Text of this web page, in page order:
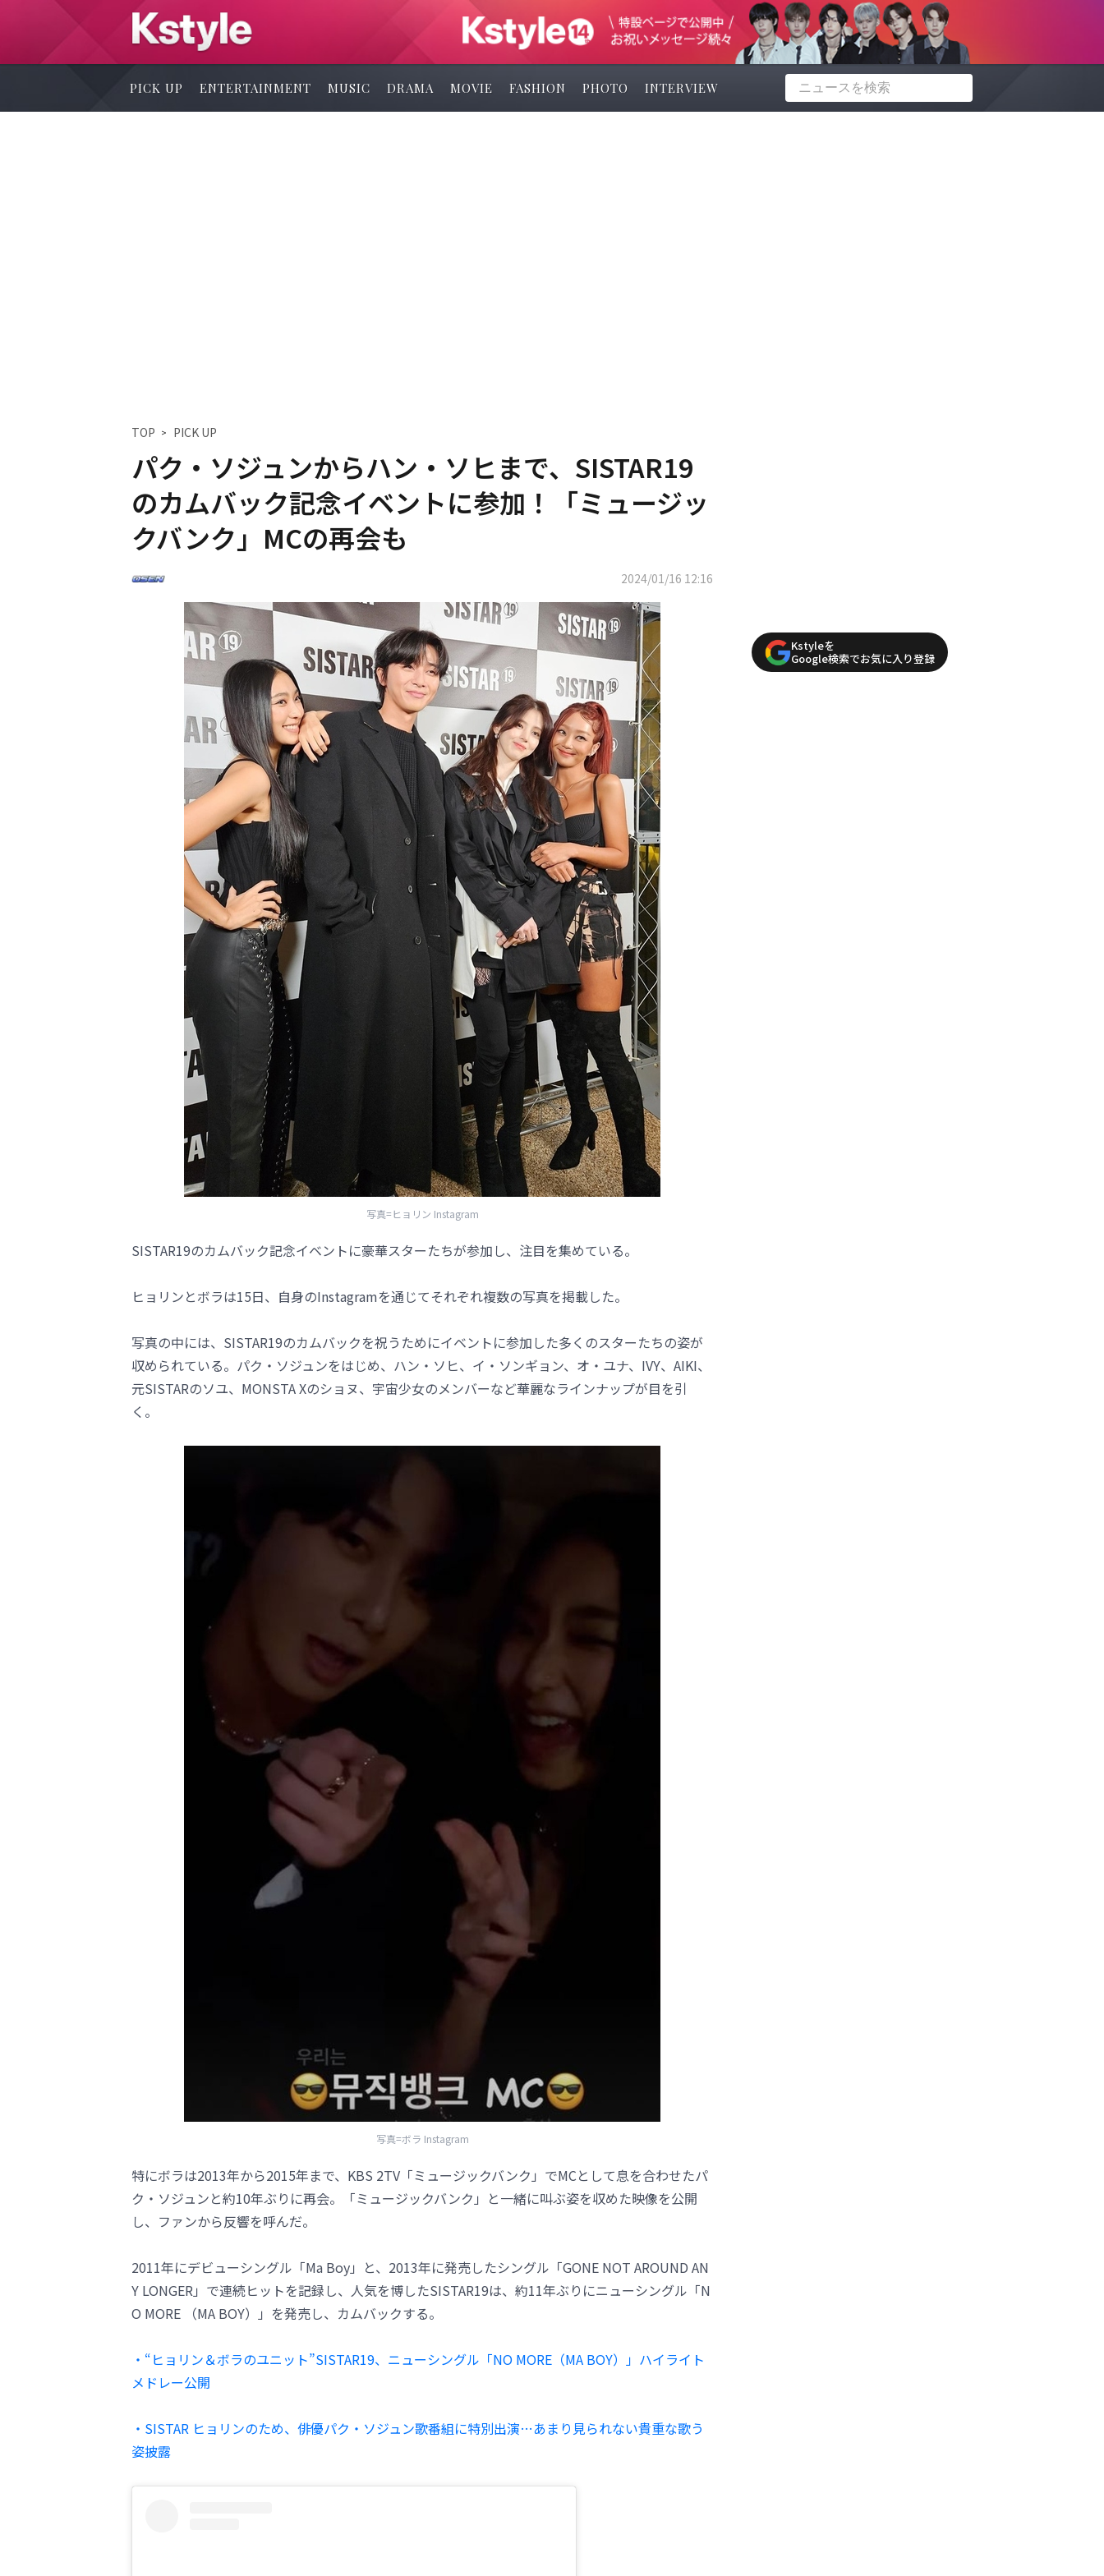
PICK UP ENTERTAINMENT MUSIC DRAMA MOVIE FASHION PHOTO INTERVIEW
TOP PICK UP
パク・ソジュンからハン・ソヒまで、SISTAR19
のカムバック記念イベントに参加！「ミュージッ
クバンク」MCの再会も
2024/01/16 12:16
写真=ヒョリン Instagram
SISTAR19のカムバック記念イベントに豪華スターたちが参加し、注目を集めている。
ヒョリンとボラは15日、自身のInstagramを通じてそれぞれ複数の写真を掲載した。
写真の中には、SISTAR19のカムバックを祝うためにイベントに参加した多くのスターたちの姿が
収められている。パク・ソジュンをはじめ、ハン・ソヒ、イ・ソンギョン、オ・ユナ、IVY、AIKI、
元SISTARのソユ、MONSTA Xのショヌ、宇宙少女のメンバーなど華麗なラインナップが目を引
く。
写真=ボラ Instagram
特にボラは2013年から2015年まで、KBS 2TV「ミュージックバンク」でMCとして息を合わせたパ
ク・ソジュンと約10年ぶりに再会。「ミュージックバンク」と一緒に叫ぶ姿を収めた映像を公開
し、ファンから反響を呼んだ。
2011年にデビューシングル「Ma Boy」と、2013年に発売したシングル「GONE NOT AROUND AN
Y LONGER」で連続ヒットを記録し、人気を博したSISTAR19は、約11年ぶりにニューシングル「N
O MORE （MA BOY）」を発売し、カムバックする。
・“ヒョリン＆ボラのユニット”SISTAR19、ニューシングル「NO MORE（MA BOY）」ハイライト
メドレー公開
・SISTAR ヒョリンのため、俳優パク・ソジュン歌番組に特別出演…あまり見られない貴重な歌う
姿披露
Kstyleを
Google検索でお気に入り登録